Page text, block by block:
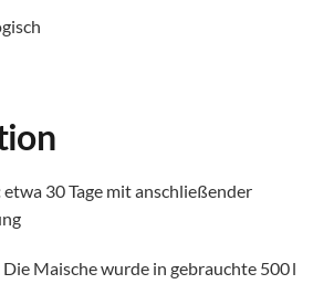
etwa 30 Tage mit anschließender
Die Maische wurde in gebrauchte 500 l